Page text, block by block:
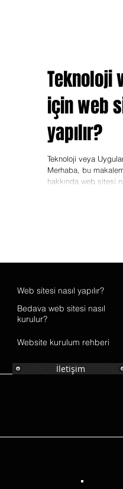
Teknoloji
için web
yapılır?
Teknoloji veya
Merhaba, bu
hakkında web sitesi
Web sitesi nasıl yapılır?
Bedava web sitesi nasıl
kurulur?
Website kurulum rehberi
İletişim